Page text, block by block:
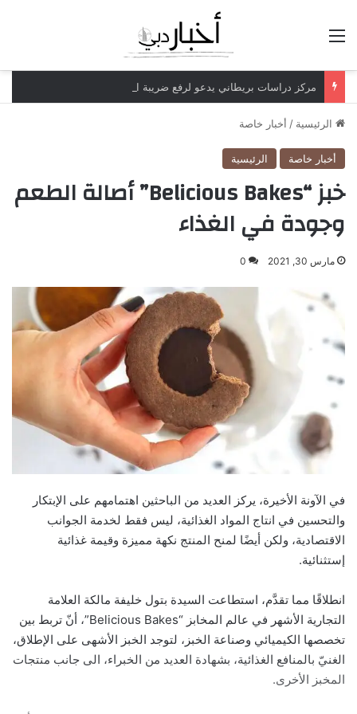
مركز دراسات بريطاني يدعو لرفع ضريبة الدخل إلى 52%
الرئيسية / أخبار خاصة
أخبار خاصة الرئيسية
خبز “Belicious Bakes” أصالة الطعم
وجودة في الغذاء
مارس 30, 2021 0
في الآونة الأخيرة، يركز العديد من الباحثين اهتمامهم على الإبتكار
والتحسين في انتاج المواد الغذائية، ليس فقط لخدمة الجوانب
الاقتصادية، ولكن أيضًا لمنح المنتج نكهة مميزة وقيمة غذائية
إستثنائية.
انطلاقًا مما تقدَّم، استطاعت السيدة بتول خليفة مالكة العلامة
التجارية الأشهر في عالم المخابز “Belicious Bakes”، أنّ تربط بين
تخصصها الكيميائي وصناعة الخبز، لتوجد الخبز الأشهى على الإطلاق،
الغنيّ بالمنافع الغذائية، بشهادة العديد من الخبراء، الى جانب منتجات
المخبز الأخرى.